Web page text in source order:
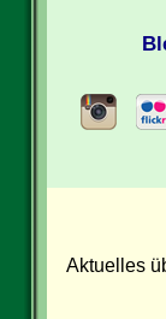
Aktuelles